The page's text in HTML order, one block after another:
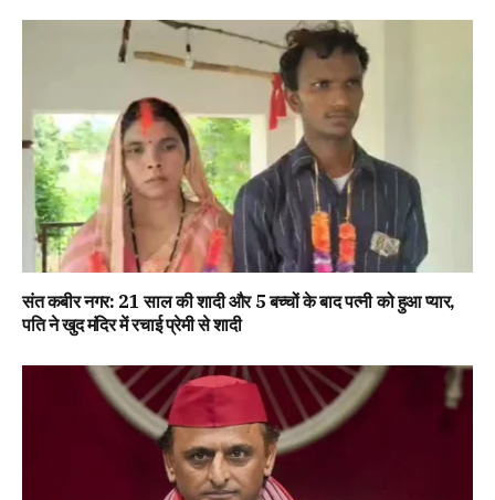
संत कबीर नगर: 21 साल की शादी और 5 बच्चों के बाद पत्नी को हुआ प्यार,
पति ने खुद मंदिर में रचाई प्रेमी से शादी